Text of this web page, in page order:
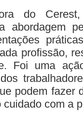
do
abordagem
profissão,
Foi uma
podem fazer
com a